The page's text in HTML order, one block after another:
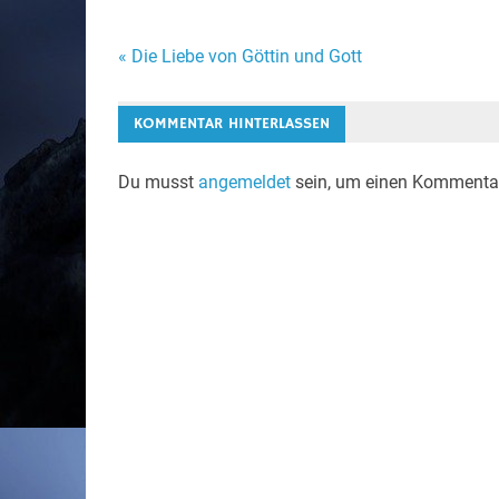
Beitragsnavigation
« Die Liebe von Göttin und Gott
KOMMENTAR HINTERLASSEN
Du musst angemeldetsein, um einen